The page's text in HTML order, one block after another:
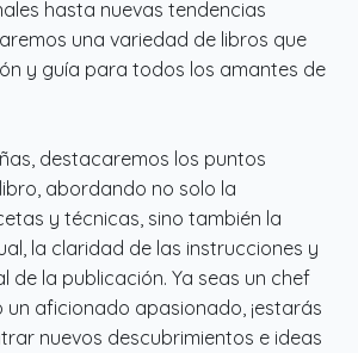
hasta nuevas tendencias
una variedad de libros que
y guía para todos los amantes de
destacaremos los puntos
abordando no solo la
y técnicas, sino también la
la claridad de las instrucciones y
de la publicación. Ya seas un chef
aficionado apasionado, ¡estarás
nuevos descubrimientos e ideas